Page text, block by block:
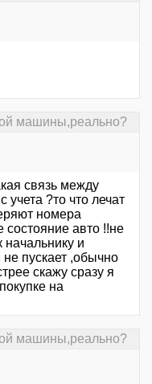
машины,реально?
связь между
?то что лечат
номера
состояние авто !!не
и
пускает ,обычно
скажу сразу я
на
машины,реально?